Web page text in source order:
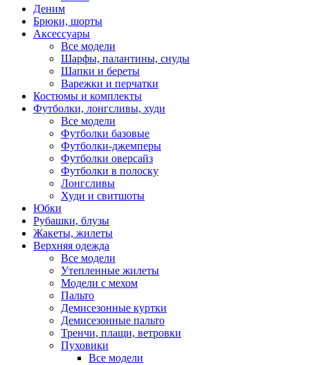
Деним
Брюки, шорты
Аксессуары
Все модели
Шарфы, палантины, снуды
Шапки и береты
Варежки и перчатки
Костюмы и комплекты
Футболки, лонгсливы, худи
Все модели
Футболки базовые
Футболки-джемперы
Футболки оверсайз
Футболки в полоску
Лонгсливы
Худи и свитшоты
Юбки
Рубашки, блузы
Жакеты, жилеты
Верхняя одежда
Все модели
Утепленные жилеты
Модели с мехом
Пальто
Демисезонные куртки
Демисезонные пальто
Тренчи, плащи, ветровки
Пуховики
Все модели